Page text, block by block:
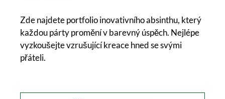
Zde najdete portfolio inovativního absinthu, který
každou párty promění v barevný úspěch. Nejlépe
vyzkoušejte vzrušující kreace hned se svými
přáteli.